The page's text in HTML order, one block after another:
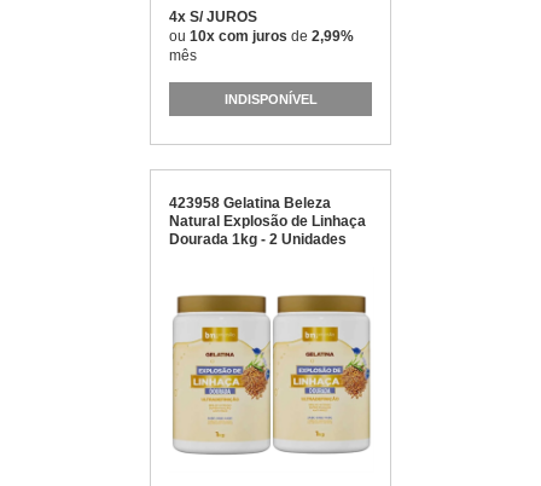
4x S/ JUROS
ou 10x com juros de 2,99%
mês
INDISPONÍVEL
423958 Gelatina Beleza
Natural Explosão de Linhaça
Dourada 1kg - 2 Unidades